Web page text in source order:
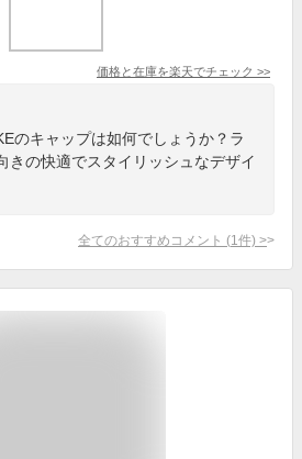
価格と在庫を楽天でチェック >>
のキャップは如何でしょうか？ラ
きの快適でスタイリッシュなデザイ
全てのおすすめコメント (1 件) >